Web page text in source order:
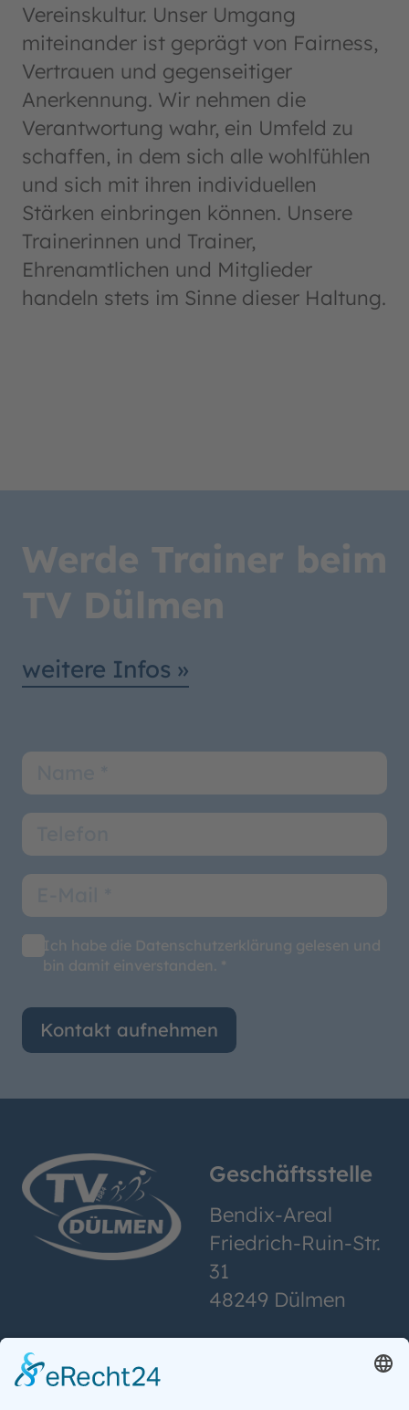
Vereinskultur. Unser Umgang
miteinander ist geprägt von Fairness,
Vertrauen und gegenseitiger
Anerkennung. Wir nehmen die
Verantwortung wahr, ein Umfeld zu
schaffen, in dem sich alle wohlfühlen
und sich mit ihren individuellen
Stärken einbringen können. Unsere
Trainerinnen und Trainer,
Ehrenamtlichen und Mitglieder
handeln stets im Sinne dieser Haltung.
Werde Trainer beim
TV Dülmen
weitere Infos »
Ich habe die Datenschutzerklärung gelesen und
bin damit einverstanden. *
Kontakt aufnehmen
Geschäftsstelle
Bendix-Areal
Friedrich-Ruin-Str.
31
48249 Dülmen
Abteilungen